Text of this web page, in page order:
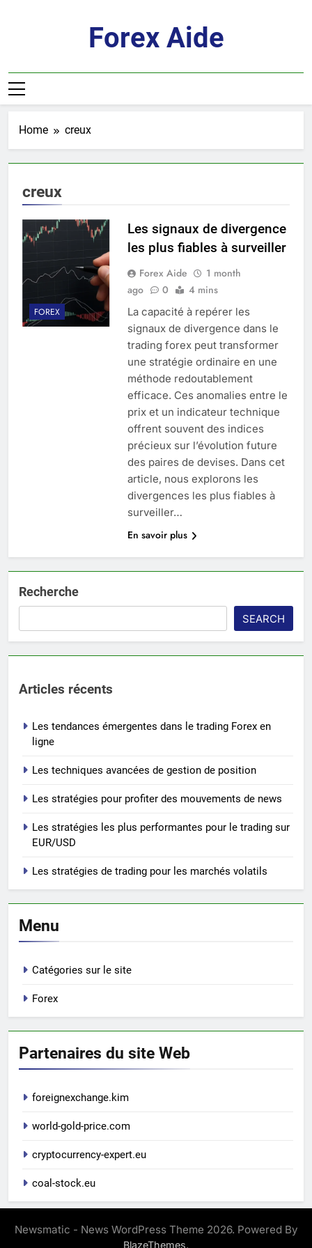
Forex Aide
Home creux
creux
FOREX
Les signaux de divergence
les plus fiables à surveiller
Forex Aide
1 month
ago
0 4 mins
La capacité à repérer les
signaux de divergence dans le
trading forex peut transformer
une stratégie ordinaire en une
méthode redoutablement
efficace. Ces anomalies entre le
prix et un indicateur technique
offrent souvent des indices
précieux sur l’évolution future
des paires de devises. Dans cet
article, nous explorons les
divergences les plus fiables à
surveiller…
En savoir plus
Recherche
SEARCH
Articles récents
Les tendances émergentes dans le trading Forex en
ligne
Les techniques avancées de gestion de position
Les stratégies pour profiter des mouvements de news
Les stratégies les plus performantes pour le trading sur
EUR/USD
Les stratégies de trading pour les marchés volatils
Menu
Catégories sur le site
Forex
Partenaires du site Web
foreignexchange.kim
world-gold-price.com
cryptocurrency-expert.eu
coal-stock.eu
Newsmatic - News WordPress Theme 2026. Powered By
BlazeThemes.